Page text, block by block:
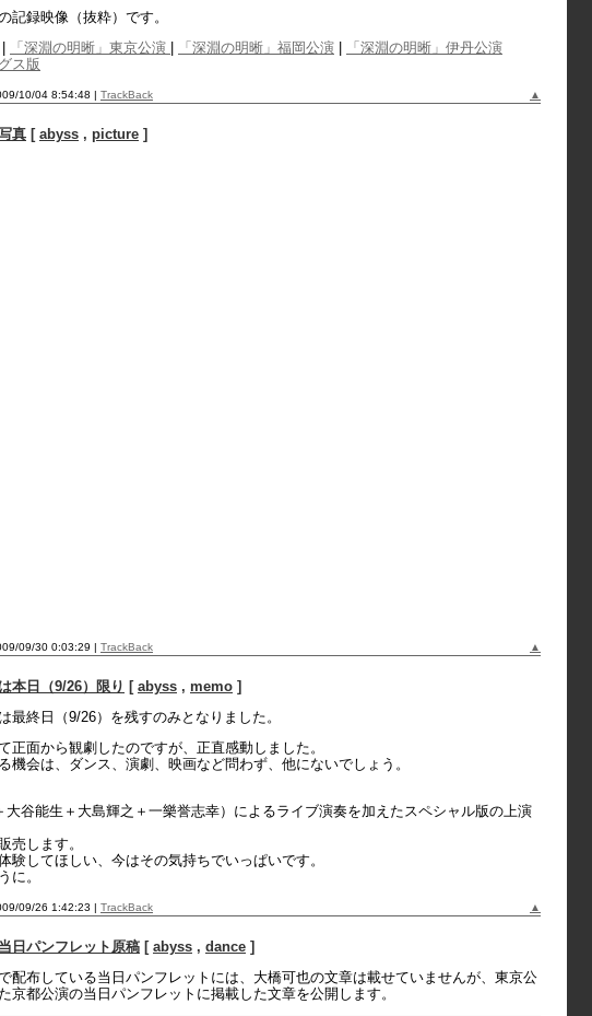
記録映像（抜粋）です。
「深淵の明晰」東京公演 「深淵の明晰」福岡公演
「深淵の明晰」伊丹公演
ス版
10/04 8:54:48 | TrackBack ▲
真 [ abyss , picture ]
09/30 0:03:29 | TrackBack ▲
本日（9/26）限り [ abyss , memo ]
は最終日（9/26）を残すのみとなりました。
正面から観劇したのですが、正直感動しました。
機会は、ダンス、演劇、映画など問わず、他にないでしょう。
大谷能生＋大島輝之＋一樂誉志幸）によるライブ演奏を加えたスペシャル版の上演
売します。
験してほしい、今はその気持ちでいっぱいです。
に。
09/26 1:42:23 | TrackBack ▲
日パンフレット原稿 [ abyss , dance ]
配布している当日パンフレットには、大橋可也の文章は載せていませんが、東京公
京都公演の当日パンフレットに掲載した文章を公開します。